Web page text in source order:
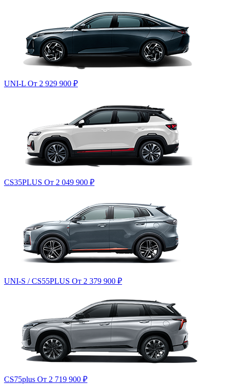
UNI-L От 2 929 900 ₽
CS35PLUS От 2 049 900 ₽
UNI-S / CS55PLUS От 2 379 900 ₽
CS75plus От 2 719 900 ₽